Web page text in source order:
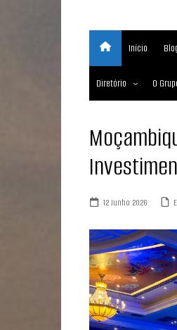
Início
Diretório O
12 Junho 2026